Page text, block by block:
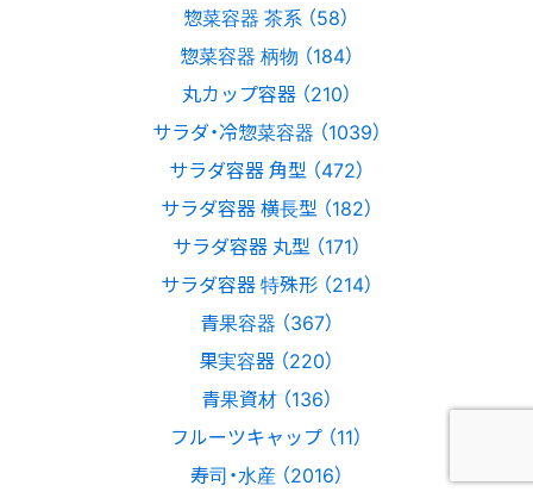
惣菜容器 茶系 （58）
惣菜容器 柄物 （184）
丸カップ容器 （210）
サラダ・冷惣菜容器 （1039）
サラダ容器 角型 （472）
サラダ容器 横長型 （182）
サラダ容器 丸型 （171）
サラダ容器 特殊形 （214）
青果容器 （367）
果実容器 （220）
青果資材 （136）
フルーツキャップ （11）
寿司・水産 （2016）